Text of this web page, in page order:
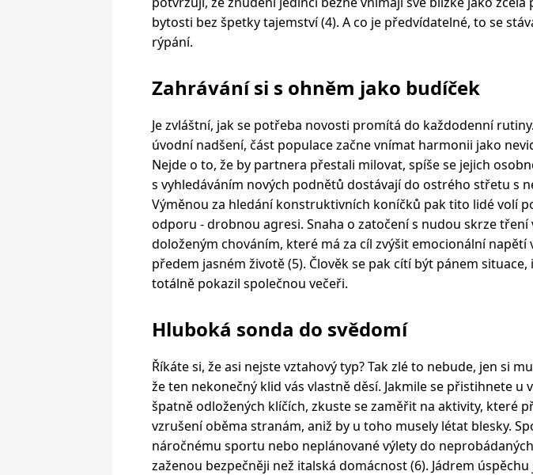
bytosti bez špetky tajemství (4). A co je předvídatelné, to se
rýpání.
Zahrávání si s ohněm jako budíček
Je zvláštní, jak se potřeba novosti promítá do každodenní
úvodní nadšení, část populace začne vnímat harmonii jako
Nejde o to, že by partnera přestali milovat, spíše se jejich
s vyhledáváním nových podnětů dostávají do ostrého střetu s
Výměnou za hledání konstruktivních koníčků pak tito lidé volí
odporu - drobnou agresi. Snaha o zatočení s nudou skrze tření
doloženým chováním, které má za cíl zvýšit emocionální napětí
předem jasném životě (5). Člověk se pak cítí být pánem situace,
totálně pokazil společnou večeři.
Hluboká sonda do svědomí
Říkáte si, že asi nejste vztahový typ? Tak zlé to nebude, jen si
že ten nekonečný klid vás vlastně děsí. Jakmile se přistihnete u
špatně odložených klíčích, zkuste se zaměřit na aktivity, které
vzrušení oběma stranám, aniž by u toho musely létat blesky.
náročnému sportu nebo neplánované výlety do
zaženou bezpečněji než italská domácnost (6). Jádrem